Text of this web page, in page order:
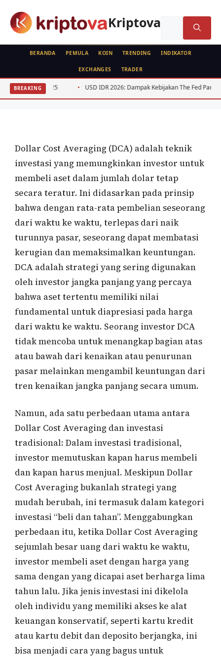
Kriptova
BERANDA PEMULA KOIN TRENDING INDIKATOR
EXCHANGES TRADER
BREAKING
2025 USD IDR 2026: Dampak Kebijakan The Fed Paruh Pertama
ANALISA TEKNIKAL RUJUKAN FEATURED
Dollar Cost Averaging (DCA)
Dollar Cost Averaging (DCA) adalah teknik
investasi yang memungkinkan investor untuk
membeli aset dalam jumlah dolar tetap
secara teratur. Ini didasarkan pada prinsip
bahwa dengan rata-rata pembelian seseorang
dari waktu ke waktu, terlepas dari naik
turunnya pasar, seseorang dapat membatasi
kerugian dan memaksimalkan keuntungan.
DCA adalah strategi yang sering digunakan
oleh investor jangka panjang yang percaya
bahwa aset tertentu memiliki nilai
fundamental untuk diapresiasi pada harga
dari waktu ke waktu. Seorang investor DCA
tidak mencoba untuk menangkap bagian atas
atau bawah dari kenaikan atau penurunan
pasar melainkan mengambil keuntungan dari
tren kenaikan jangka panjang secara umum.
Namun, ada satu perbedaan utama antara
Dollar Cost Averaging dan investasi
tradisional: Dalam investasi tradisional,
investor memutuskan kapan harus membeli
dan kapan harus menjual. Meskipun Dollar
Cost Averaging bukanlah strategi yang
mudah berubah, ini termasuk dalam kategori
investasi “beli dan tahan”. Menggabungkan
perbedaan itu, ketika Dollar Cost Averaging
sejumlah besar uang dari waktu ke waktu,
investor membeli aset dengan harga yang
sama dengan yang dicapai aset berharga lima
tahun lalu. Jika jenis investasi ini dikelola
oleh individu yang memiliki akses ke alat
keuangan konservatif, seperti kartu kredit
atau kartu debit dan deposito berjangka, ini
bisa menjadi cara yang bagus untuk